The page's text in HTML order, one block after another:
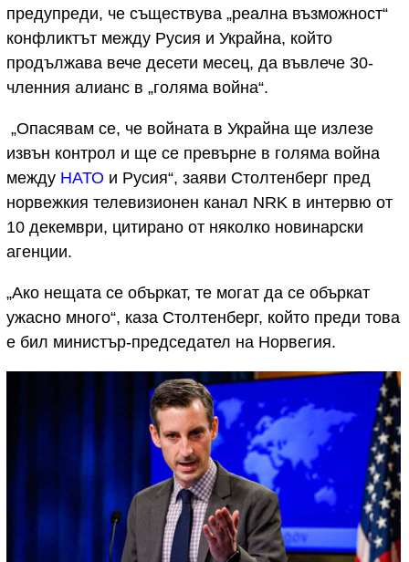
предупреди, че съществува „реална възможност“
конфликтът между Русия и Украйна, който
продължава вече десети месец, да въвлече 30-
членния алианс в „голяма война“.
„Опасявам се, че войната в Украйна ще излезе
извън контрол и ще се превърне в голяма война
между НАТО и Русия“, заяви Столтенберг пред
норвежкия телевизионен канал NRK в интервю от
10 декември, цитирано от няколко новинарски
агенции.
„Ако нещата се объркат, те могат да се объркат
ужасно много“, каза Столтенберг, който преди това
е бил министър-председател на Норвегия.